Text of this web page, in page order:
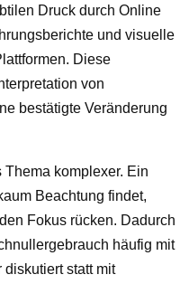
Druck durch Online
und visuelle
Diese
von
bestätigte Veränderung
komplexer. Ein
Beachtung findet,
Fokus rücken. Dadurch
häufig mit
statt mit